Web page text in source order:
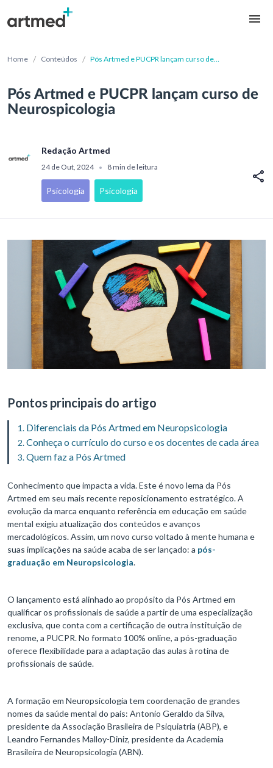
Home / Conteúdos / Pós Artmed e PUCPR lançam curso de
Pós Artmed e PUCPR lançam curso de
Neurospicologia
Redação Artmed
24 de Out, 2024 • 8 min de leitura
Psicologia Psicologia
Pontos principais do artigo
Diferenciais da Pós Artmed em Neuropsicologia
Conheça o currículo do curso e os docentes de cada área
Quem faz a Pós Artmed
Conhecimento que impacta a vida. Este é novo lema da Pós
Artmed em seu mais recente reposicionamento estratégico. A
evolução da marca enquanto referência em educação em saúde
mental exigiu atualização dos conteúdos e avanços
mercadológicos. Assim, um novo curso voltado à mente humana e
suas implicações na saúde acaba de ser lançado: a pós-
graduação em Neuropsicologia.
O lançamento está alinhado ao propósito da Pós Artmed em
qualificar os profissionais de saúde a partir de uma especialização
exclusiva, que conta com a certificação de outra instituição de
renome, a PUCPR. No formato 100% online, a pós-graduação
oferece flexibilidade para a adaptação das aulas à rotina de
profissionais de saúde.
A formação em Neuropsicologia tem coordenação de grandes
nomes da saúde mental do país: Antonio Geraldo da Silva,
presidente da Associação Brasileira de Psiquiatria (ABP), e
Leandro Fernandes Malloy-Diniz, presidente da Academia
Brasileira de Neuropsicologia (ABN).